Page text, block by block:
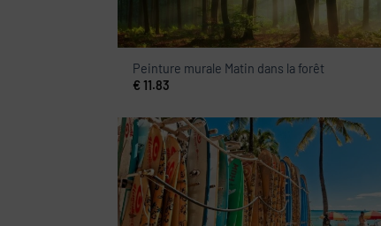
Peinture murale Matin dans la forêt
€ 11.83